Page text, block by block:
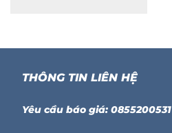
THÔNG TIN LIÊN HỆ
Yêu cầu báo giá: 0855200531